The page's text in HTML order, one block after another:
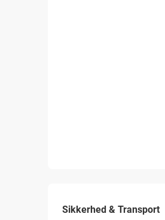
Sikkerhed & Transport